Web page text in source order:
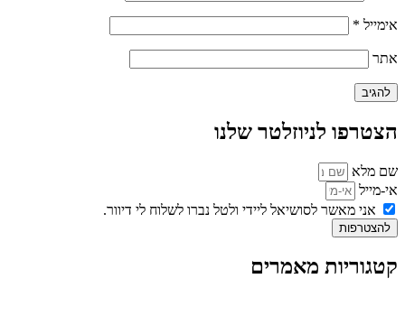
אימייל *
אתר
הצטרפו לניוזלטר שלנו
שם מלא
אי-מייל
אני מאשר לסושיאל ליידי ולטל נברו לשלוח לי דיוור.
להצטרפות
קטגוריות מאמרים